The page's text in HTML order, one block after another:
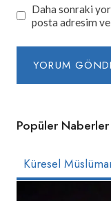
Daha sonraki
posta adresim
Popüler Naberler
Küresel